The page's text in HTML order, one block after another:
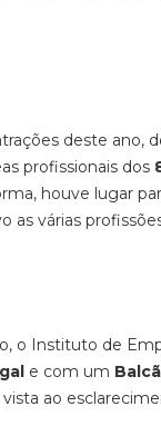
deste ano,
profissionais dos
houve lugar
as várias
o Instituto de
e com um
ao